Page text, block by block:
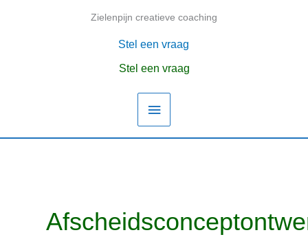
Zielenpijn creatieve coaching
Hoofdmenu
Stel een vraag
Stel een vraag